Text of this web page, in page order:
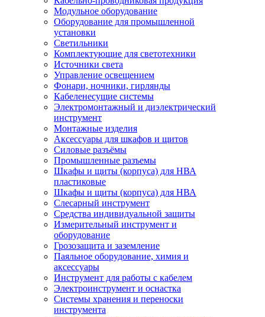
Модульное оборудование
Оборудование для промышленной
установки
Светильники
Комплектующие для светотехники
Источники света
Управление освещением
Фонари, ночники, гирлянды
Кабеленесущие системы
Электромонтажный и диэлектрический
инструмент
Монтажные изделия
Аксессуары для шкафов и щитов
Силовые разъёмы
Промышленные разъемы
Шкафы и щиты (корпуса) для НВА
пластиковые
Шкафы и щиты (корпуса) для НВА
Слесарный инструмент
Средства индивидуальной защиты
Измерительный инструмент и
оборудование
Грозозащита и заземление
Паяльное оборудование, химия и
аксессуары
Инструмент для работы с кабелем
Электроинструмент и оснастка
Системы хранения и переноски
инструмента